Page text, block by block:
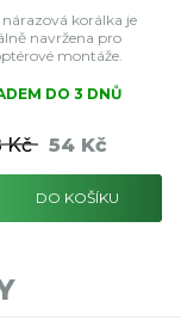
korálka je
navržena pro
montáže.
DO 3 DNŮ
Kč 54 Kč
DO KOŠÍKU